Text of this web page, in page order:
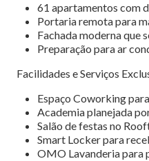
61 apartamentos com
Portaria remota para
Fachada moderna que
Preparação para ar
Facilidades e Serviços
Espaço Coworking
Academia planejada
Salão de festas no
Smart Locker para
OMO Lavanderia para